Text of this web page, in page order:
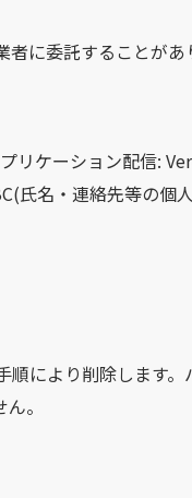
に委託することが
リケーション配信:
氏名・連絡先等の個
により削除します
。